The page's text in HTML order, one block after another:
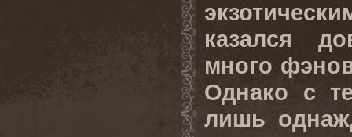
казался
много
Однако с
лишь